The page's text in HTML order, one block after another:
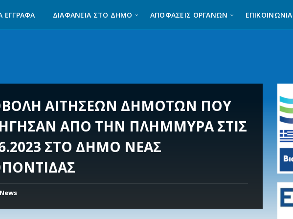
ΈΓΓΡΑΦΑ ΔΙΑΦΆΝΕΙΑ ΣΤΟ ΔΉΜΟ ΑΠΟΦΑΣΕΙΣ ΟΡΓΑΝΩΝ ΕΠΙΚΟΙΝΩΝΊΑ
ΑΙΤΗΣΕΩΝ ΔΗΜΟΤΩΝ ΠΟΥ
ΑΠΟ ΤΗΝ ΠΛΗΜΜΥΡΑ ΣΤΙΣ
ΣΤΟ ΔΗΜΟ ΝΕΑΣ
News